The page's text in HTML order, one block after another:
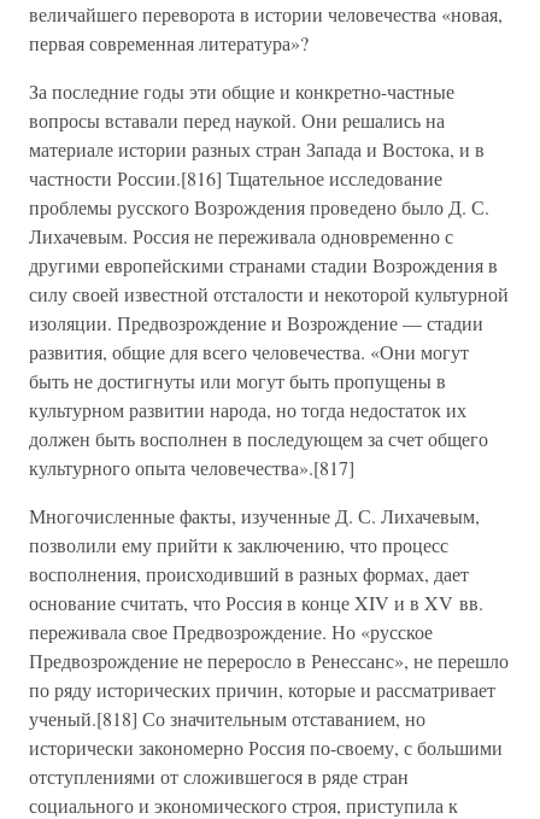
величайшего переворота в истории человечества «новая,
первая современная литература»?
За последние годы эти общие и конкретно-частные
вопросы вставали перед наукой. Они решались на
материале истории разных стран Запада и Востока, и в
частности России.[816] Тщательное исследование
проблемы русского Возрождения проведено было Д. С.
Лихачевым. Россия не переживала одновременно с
другими европейскими странами стадии Возрождения в
силу своей известной отсталости и некоторой культурной
изоляции. Предвозрождение и Возрождение — стадии
развития, общие для всего человечества. «Они могут
быть не достигнуты или могут быть пропущены в
культурном развитии народа, но тогда недостаток их
должен быть восполнен в последующем за счет общего
культурного опыта человечества».[817]
Многочисленные факты, изученные Д. С. Лихачевым,
позволили ему прийти к заключению, что процесс
восполнения, происходивший в разных формах, дает
основание считать, что Россия в конце XIV и в XV вв.
переживала свое Предвозрождение. Но «русское
Предвозрождение не переросло в Ренессанс», не перешло
по ряду исторических причин, которые и рассматривает
ученый.[818] Со значительным отставанием, но
исторически закономерно Россия по-своему, с большими
отступлениями от сложившегося в ряде стран
социального и экономического строя, приступила к